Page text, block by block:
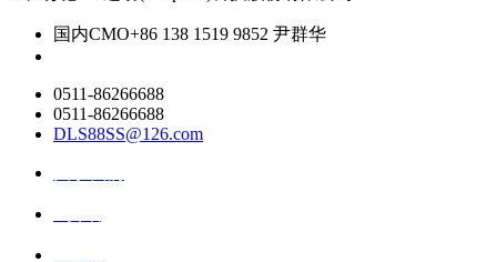
国内CMO+86 138 1519 9852 尹群华
0511-86266688
0511-86266688
DLS88SS@126.com